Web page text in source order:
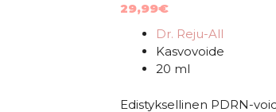
29,99€
Dr. Reju-All
Kasvovoide
20 ml
Edistyksellinen PDRN-